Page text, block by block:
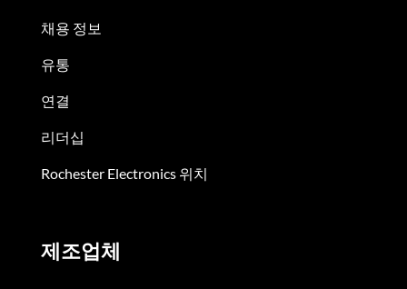
채용 정보
유통
연결
리더십
Rochester Electronics 위치
제조업체